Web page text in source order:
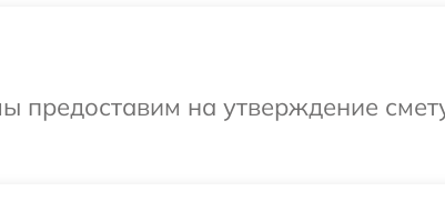
предоставим на утверждение